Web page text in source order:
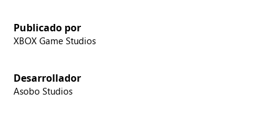
Publicado por
XBOX Game Studios
Desarrollador
Asobo Studios